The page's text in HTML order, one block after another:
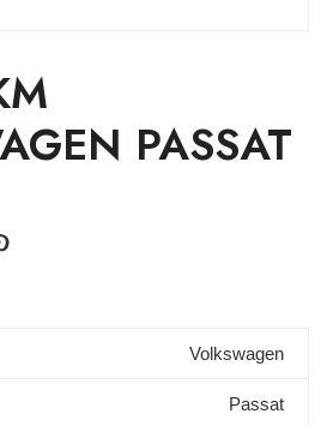
PASSAT
Volkswagen
Passat